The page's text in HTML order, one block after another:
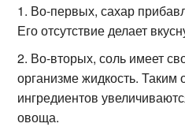
Во-первых, сахар
Его отсутствие делает
Во-вторых, соль имеет
организме жидкость. Таким
ингредиентов
овоща.